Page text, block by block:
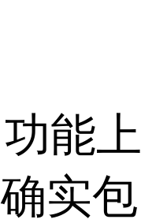
能上
实包